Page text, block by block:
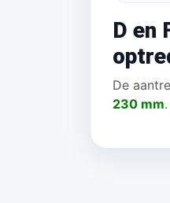
D en
De
230 mm.